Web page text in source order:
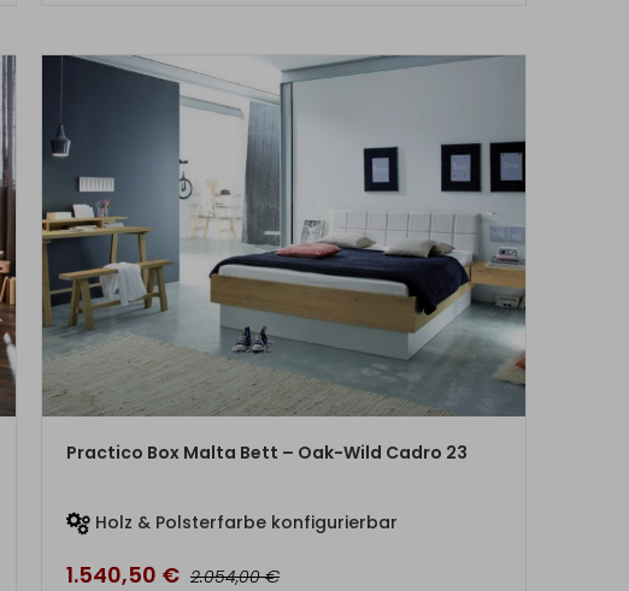
Practico Box Malta Bett – Oak-Wild Cadro 23
Holz & Polsterfarbe konfigurierbar
1.540,50 € 2.054,00€